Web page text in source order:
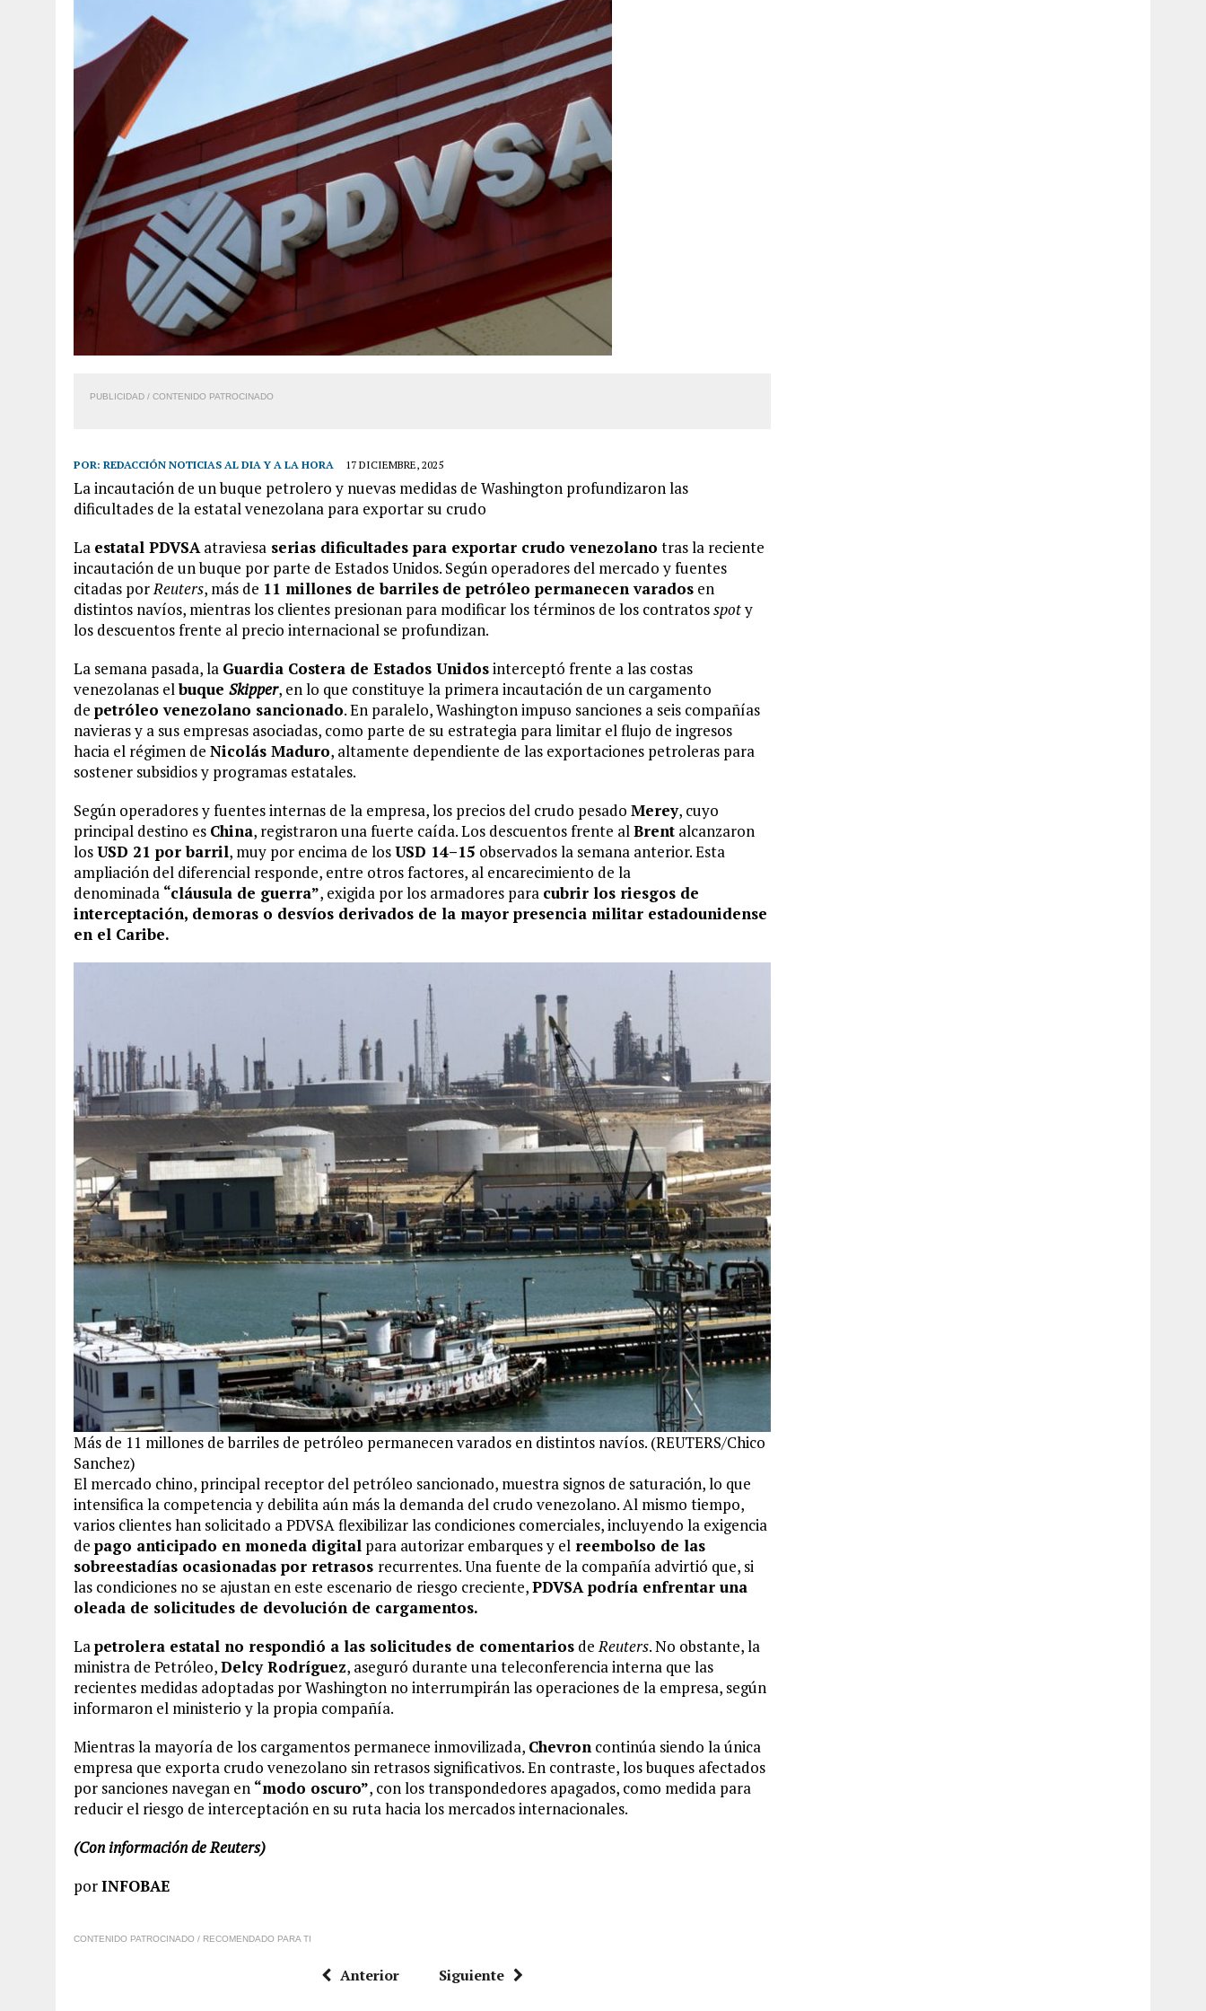
PUBLICIDAD / CONTENIDO PATROCINADO
POR: REDACCIÓN NOTICIAS AL DIA Y A LA HORA 17 DICIEMBRE, 2025
La incautación de un buque petrolero y nuevas medidas de Washington profundizaron las
dificultades de la estatal venezolana para exportar su crudo
La estatal PDVSAatraviesa serias dificultades para exportar crudo venezolano tras la reciente
incautación de un buque por parte de Estados Unidos. Según operadores del mercado y fuentes
citadas porReuters, más de 11 millones de barriles de petróleo permanecen varados en
distintos navíos, mientras los clientes presionan para modificar los términos de los contratosspoty
los descuentos frente al precio internacional se profundizan.
La semana pasada, la Guardia Costera de Estados Unidosinterceptó frente a las costas
venezolanas elbuque Skipper, en lo que constituye la primera incautación de un cargamento
de petróleo venezolano sancionado. En paralelo, Washington impuso sanciones a seis compañías
navieras y a sus empresas asociadas, como parte de su estrategia para limitar el flujo de ingresos
hacia el régimen de Nicolás Maduro, altamente dependiente de las exportaciones petroleras para
sostener subsidios y programas estatales.
Según operadores y fuentes internas de la empresa, los precios del crudo pesado Merey, cuyo
principal destino es China, registraron una fuerte caída. Los descuentos frente alBrent alcanzaron
losUSD 21 por barril, muy por encima de losUSD 14–15 observados la semana anterior. Esta
ampliación del diferencial responde, entre otros factores, al encarecimiento de la
denominada “cláusula de guerra”, exigida por los armadores para cubrir los riesgos de
interceptación, demoras o desvíos derivados de la mayor presencia militar estadounidense
en el Caribe.
Más de 11 millones de barriles de petróleo permanecen varados en distintos navíos. (REUTERS/Chico
Sanchez)
El mercado chino, principal receptor del petróleo sancionado, muestra signos de saturación, lo que
intensifica la competencia y debilita aún más la demanda del crudo venezolano. Al mismo tiempo,
varios clientes han solicitado a PDVSA flexibilizar las condiciones comerciales, incluyendo la exigencia
de pago anticipado en moneda digital para autorizar embarques y el reembolso de las
sobreestadías ocasionadas por retrasos recurrentes. Una fuente de la compañía advirtió que, si
las condiciones no se ajustan en este escenario de riesgo creciente,PDVSA podría enfrentar una
oleada de solicitudes de devolución de cargamentos.
Lapetrolera estatal no respondió a las solicitudes de comentarios deReuters. No obstante, la
ministra de Petróleo,Delcy Rodríguez, aseguró durante una teleconferencia interna que las
recientes medidas adoptadas por Washington no interrumpirán las operaciones de la empresa, según
informaron el ministerio y la propia compañía.
Mientras la mayoría de los cargamentos permanece inmovilizada, Chevron continúa siendo la única
empresa que exporta crudo venezolano sin retrasos significativos. En contraste, los buques afectados
por sanciones navegan en “modo oscuro”, con los transpondedores apagados, como medida para
reducir el riesgo de interceptación en su ruta hacia los mercados internacionales.
(Con información de Reuters)
porINFOBAE
CONTENIDO PATROCINADO / RECOMENDADO PARA TI
Anterior Siguiente